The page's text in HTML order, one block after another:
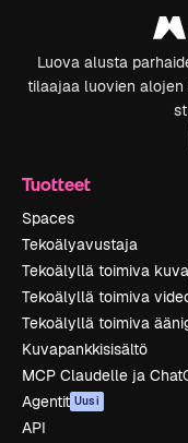
Luova alusta
tilaajaa luovien
Tuotteet
Spaces
Tekoälyavustaja
Tekoälyllä toimiva
Tekoälyllä toimiva
Tekoälyllä toimiva
Kuvapankkisisältö
MCP Claudelle ja
Agentit Uusi
API